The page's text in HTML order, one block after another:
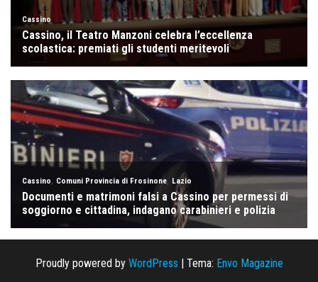
Proudly powered by WordPress Tema: Envo Magazine